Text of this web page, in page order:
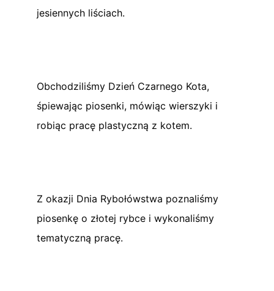
jesiennych liściach.
Obchodziliśmy Dzień Czarnego Kota,
śpiewając piosenki, mówiąc wierszyki i
robiąc pracę plastyczną z kotem.
Z okazji Dnia Rybołówstwa poznaliśmy
piosenkę o złotej rybce i wykonaliśmy
tematyczną pracę.